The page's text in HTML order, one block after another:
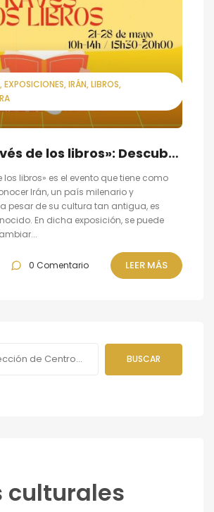
EXPOSICIONES IRÁN LIBROS
«Irán a través de los libros»: Descubre algunos autores cuyos títulos están expuestos
los libros» es el evento que tiene como
Irán, un país milenario y
pesar de su cultura tan antigua, es
En dicha exposición, se puede
0 Comentario LEER MÁS
culturales